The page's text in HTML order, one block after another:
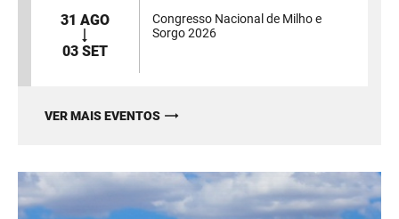
31 AGO
03 SET
Congresso Nacional de Milho e
Sorgo 2026
VER MAIS EVENTOS